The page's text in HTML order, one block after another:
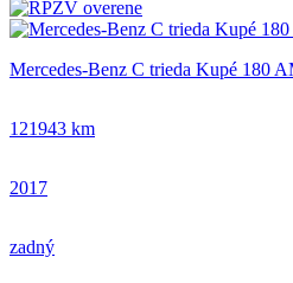
Mercedes-Benz C trieda Kupé 180
121943 km
2017
zadný